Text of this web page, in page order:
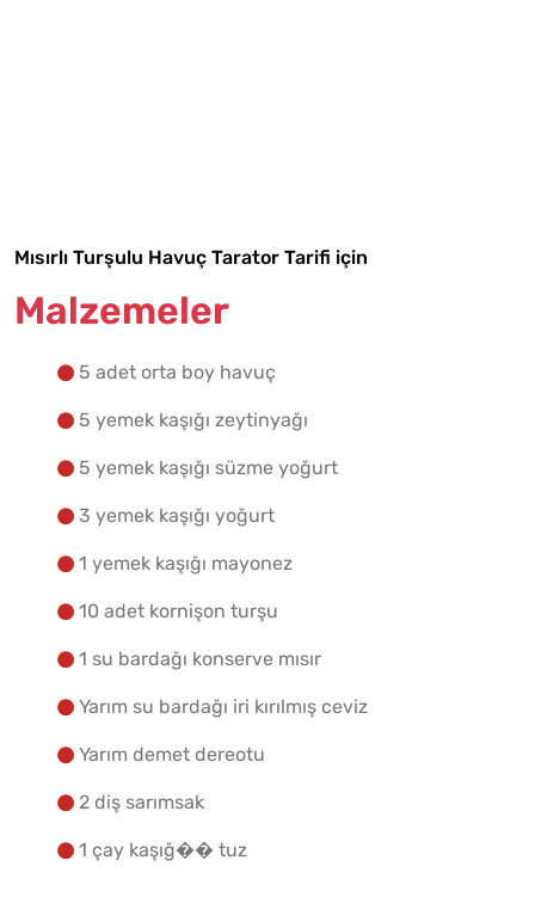
Yapılış Adımlarına Geç
Mısırlı Turşulu Havuç Tarator Tarifi için
Malzemeler
5 adet orta boy havuç
5 yemek kaşığı zeytinyağı
5 yemek kaşığı süzme yoğurt
3 yemek kaşığı yoğurt
1 yemek kaşığı mayonez
10 adet kornişon turşu
1 su bardağı konserve mısır
Yarım su bardağı iri kırılmış ceviz
Yarım demet dereotu
2 diş sarımsak
1 çay kaşığ�� tuz